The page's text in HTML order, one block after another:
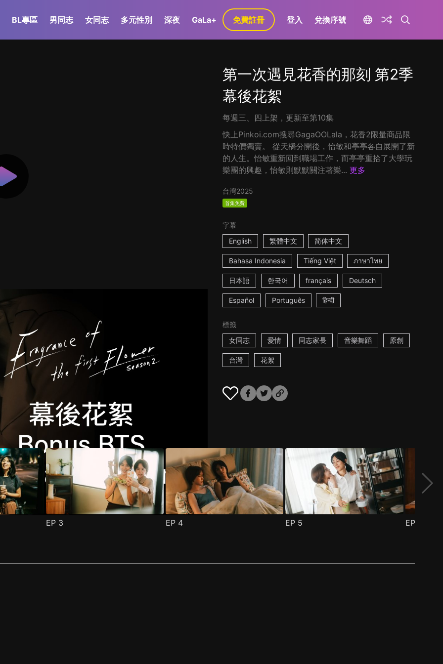
BL專區 男同志 女同志 多元性別 深夜 GaLa+ 免費註冊 登入 兌換序號
第一次遇見花香的那刻 第2季
幕後花絮
每週三、四上架，更新至第10集
快上Pinkoi.com搜尋GagaOOLala，花香2限量商品限
時特價獨賣。 從天橋分開後，怡敏和亭亭各自展開了新
的人生。怡敏重新回到職場工作，而亭亭重拾了大學玩
樂團的興趣，怡敏則默默關注著樂... 更多
台灣2025
首集免費
字幕
English
繁體中文 简体中文
Bahasa Indonesia Tiếng Việt ภาษาไทย
日本語 한국어 français Deutsch
Español Português हिन्दी
標籤
女同志
愛情 同志家長 音樂舞蹈 原創
台灣 花絮
EP 3 EP 4 EP 5 EP